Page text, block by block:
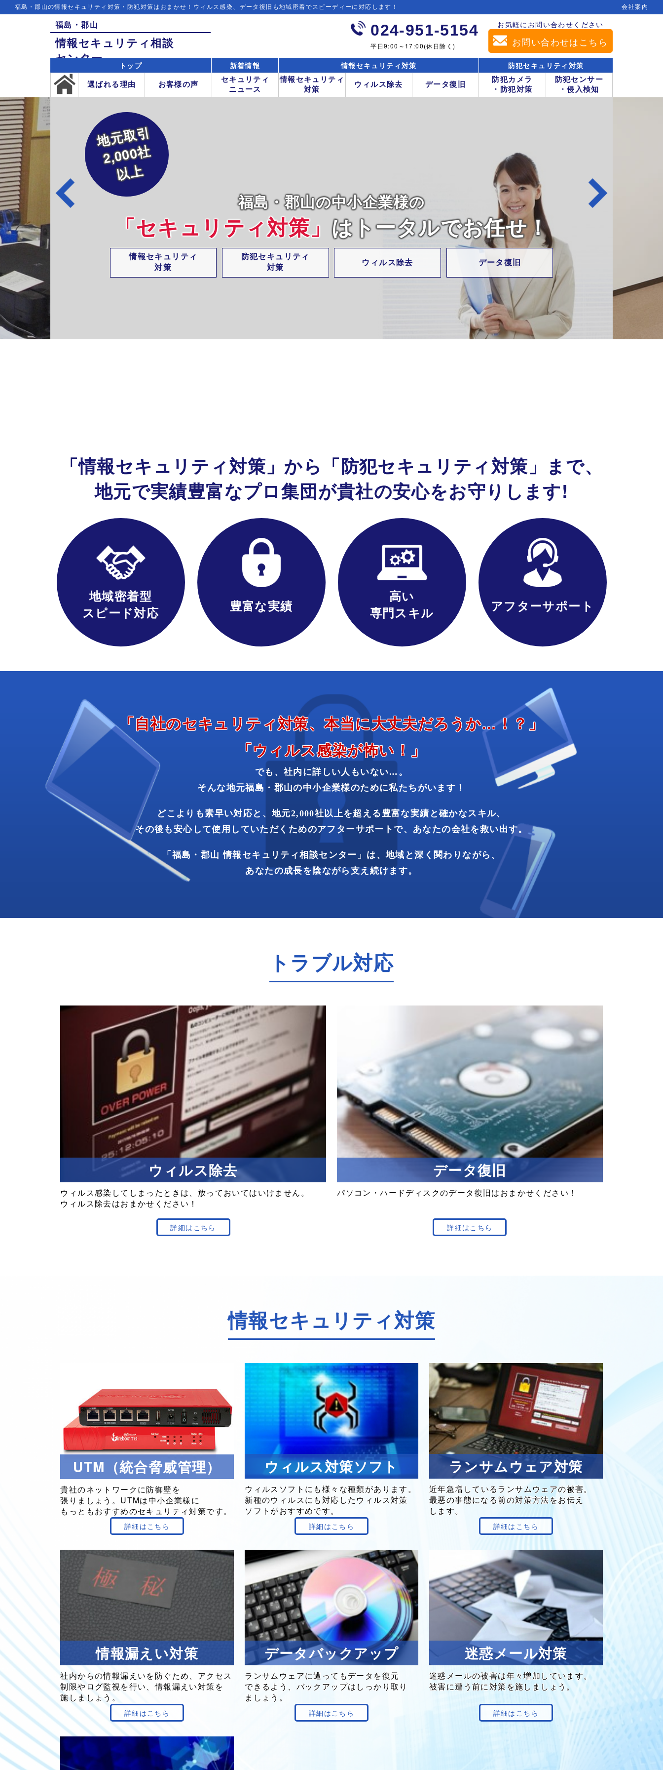
福島・郡山の情報セキュリティ対策・防犯対策はおまかせ！ウィルス感染、データ復旧も地域密着でスピーディーに対応します！ 会社案内
福島・郡山
情報セキュリティ相談
センター
024-951-5154
平日9:00～17:00(休日除く)
お気軽にお問い合わせください
お問い合わせはこちら
トップ 新着情報 情報セキュリティ対策 防犯セキュリティ対策
選ばれる理由 お客様の声
セキュリティ
ニュース
情報セキュリティ
対策
ウィルス除去 データ復旧
防犯カメラ
・防犯対策
防犯センサー
・侵入検知
地元取引
2,000社
以上
福島・郡山の中小企業様の
「セキュリティ対策」 はトータルでお任せ！
情報セキュリティ
対策
防犯セキュリティ
対策
ウィルス除去 データ復旧
ウィルス対策ソフト
ランサムウェア
対策
UTM
(総合脅威管理)
選ばれる理由 お客様の声
「情報セキュリティ対策」 から 「防犯セキュリティ対策」 まで、
地元で実績豊富なプロ集団が貴社の安心をお守りします!
地域密着型
スピード対応
豊富な実績
高い
専門スキル
アフターサポート
「自社のセキュリティ対策、本当に大丈夫だろうか…！？」
「ウィルス感染が怖い！」
でも、 社内に詳しい人も いない…。
そんな地元福島・ 郡山の中小企業様のために私たち がいます！
どこよりも素早い対応と、地元2,000社以上を超える豊富な実績と確かなスキル、
その後も 安心 して使用 していただく ためのアフターサポート で、 あなたの会社を救い出す。
「福島・ 郡山 情報 セキュリティ相談センター」 は、地域と深く 関わりながら、
あなたの成長を 陰ながら 支え 続けます。
トラブル対応
ウィルス除去
ウィルス感染 してしまった ときは、 放っておいてはいけません。
ウィルス除去はおまかせください！
詳細はこちら
データ復旧
パソコン ・ハードディスクのデータ復旧はおまかせ ください！
詳細はこちら
情報セキュリティ対策
UTM（統合脅威管理）
貴社のネットワークに防御壁を
張りましょう。 UTMは中小企業様に
もっともおすすめのセキュリティ対策です。
詳細はこちら
ウィルス対策ソフト
ウィルスソフト にも様々な種類があります。
新種のウィルスにも対応した ウィルス対策
ソフトがおすすめです。
詳細はこちら
ランサムウェア対策
近年急増 しているランサムウェアの被害。
最悪の事態になる前の対策方法をお伝え
します。
詳細はこちら
情報漏えい対策
社内からの情報漏えいを防ぐため、 アクセス
制限や ログ監視を行い、情報漏えい対策を
施し ましょう。
詳細はこちら
データバックアップ
ランサムウェアに遭ってもデータを復元
できる よう、 バックアップは しっかり取り
ましょう。
詳細はこちら
迷惑メール対策
迷惑メールの被害は年々増加しています。
被害に遭う前に対策を施しましょう。
詳細はこちら